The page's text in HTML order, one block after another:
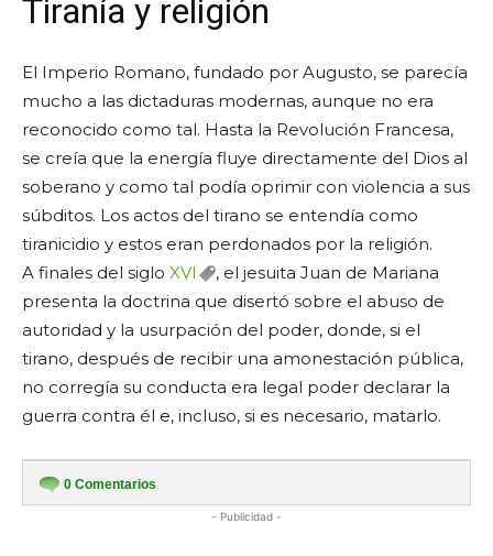
Tiranía y religión
El Imperio Romano, fundado por Augusto, se parecía
mucho a las dictaduras modernas, aunque no era
reconocido como tal. Hasta la Revolución Francesa,
se creía que la energía fluye directamente del Dios al
soberano y como tal podía oprimir con violencia a sus
súbditos. Los actos del tirano se entendía como
tiranicidio y estos eran perdonados por la religión.
A finales del siglo XVI
, el jesuita Juan de Mariana
presenta la doctrina que disertó sobre el abuso de
autoridad y la usurpación del poder, donde, si el
tirano, después de recibir una amonestación pública,
no corregía su conducta era legal poder declarar la
guerra contra él e, incluso, si es necesario, matarlo.
0 Comentarios
- Publicidad -